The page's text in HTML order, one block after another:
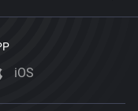
iOS